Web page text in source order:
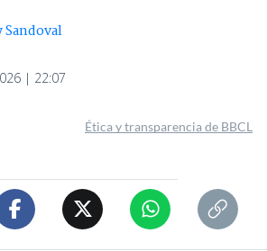
| 22:07
Ética y transparencia de BBCL